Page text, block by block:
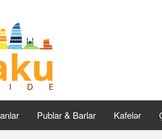
Publar & Barlar Kafelər